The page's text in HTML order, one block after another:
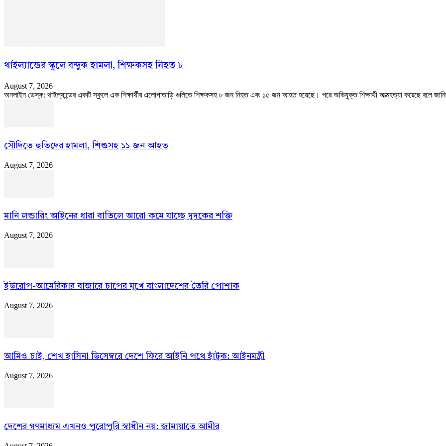
থাইল্যান্ডের স্কুলে বন্দুক হামলা, শিক্ষকসহ নিহত ৮
August 7, 2026
অনলাইন ডেস্ক: থাইল্যান্ডের একটি স্কুলে এক শিক্ষার্থীর এলোপাতাড়ি গুলিতে শিক্ষকসহ ৮ জন নিহত এবং ১৫ জন আহত হয়েছে। পরে অভিযুক্ত শিক্ষার্থী আত্মহত্যা করেছে বলে
সৌদিতে হুতিদের হামলা, শিশুসহ ১১ জন আহত
August 7, 2026
মানি লন্ডারিং আইনের ধারা বাতিলে আরো কমে যাচ্ছে দুদকের শক্তি
August 7, 2026
ইউরোপ-আমেরিকার বাজারে চাপের মুখে বাংলাদেশের তৈরি পোশাক
August 7, 2026
আমিও চাই, শেখ হাসিনা ডিসেম্বরে দেশে ফিরে আইনি পথে হাঁটুক: আইনমন্ত্রী
August 7, 2026
দেশের গণমাধ্যম এখনও পুরোপুরি স্বাধীন নয়: জামায়াতে আমীর